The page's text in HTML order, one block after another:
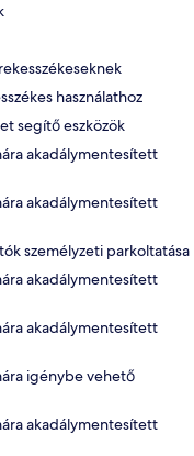
használathoz
segítő eszközök
akadálymentesített
akadálymentesített
személyzeti parkoltatása
akadálymentesített
akadálymentesített
igénybe vehető
akadálymentesített